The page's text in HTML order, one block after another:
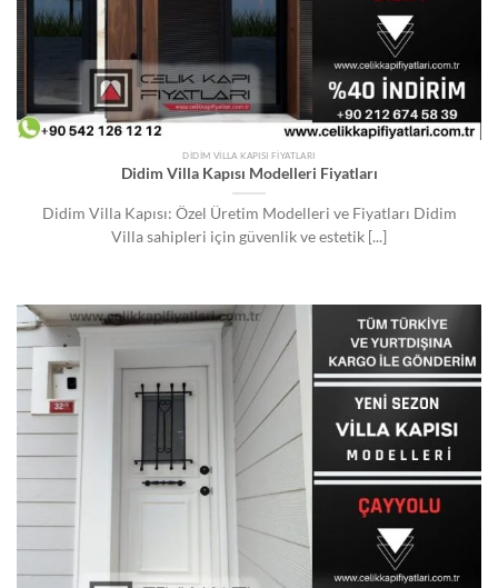
DIDIM VILLA KAPISI FIYATLARI
Didim Villa Kapısı Modelleri Fiyatları
Didim Villa Kapısı: Özel Üretim Modelleri ve Fiyatları Didim
Villa sahipleri için güvenlik ve estetik [...]